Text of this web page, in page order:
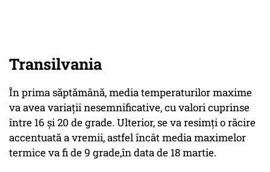
Transilvania
În prima săptămână, media temperaturilor maxime
va avea variații nesemnificative, cu valori cuprinse
între 16 și 20 de grade. Ulterior, se va resimți o răcire
accentuată a vremii, astfel încât media maximelor
termice va fi de 9 grade,în data de 18 martie.